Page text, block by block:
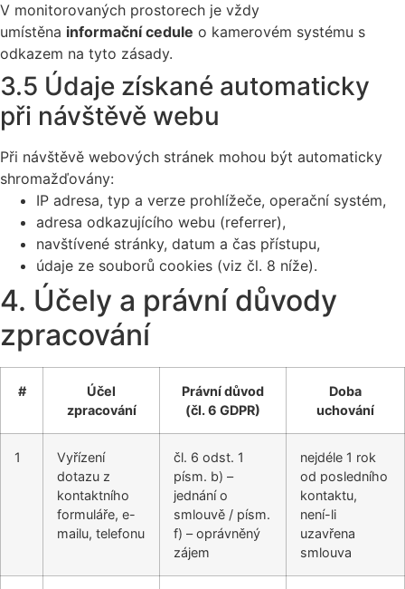
V monitorovaných prostorech je vždy
umístěna informační cedule o kamerovém systému s
odkazem na tyto zásady.
3.5 Údaje získané automaticky
při návštěvě webu
Při návštěvě webových stránek mohou být automaticky
shromažďovány:
IP adresa, typ a verze prohlížeče, operační systém,
adresa odkazujícího webu (referrer),
navštívené stránky, datum a čas přístupu,
údaje ze souborů cookies (viz čl. 8 níže).
4. Účely a právní důvody
zpracování
#
Účel
zpracování
Právní důvod
(čl. 6 GDPR)
Doba
uchování
1
Vyřízení
dotazu z
kontaktního
formuláře, e-
mailu, telefonu
čl. 6 odst. 1
písm. b) –
jednání o
smlouvě / písm.
f) – oprávněný
zájem
nejdéle 1 rok
od posledního
kontaktu,
není-li
uzavřena
smlouva